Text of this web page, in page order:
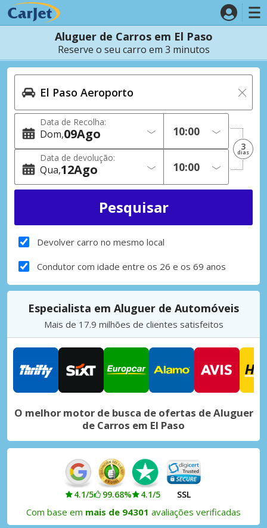
Aluguer de Carros em El Paso
Reserve o seu carro em 3 minutos
Data de Recolha:
Dom 09Ago
Data de devolução:
Qua 12Ago
3
dias
Devolver carro no mesmo local
Condutor com idade entre os 26 e os 69 anos
Especialista em Aluguer de Automóveis
Mais de 17.9 milhões de clientes satisfeitos
O melhor motor de busca de ofertas de Aluguer
de Carros em El Paso
4.1/5 99.68% 4.1/5 SSL
Com base em mais de 94301 avaliações verificadas